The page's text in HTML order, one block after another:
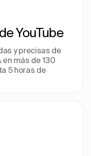
YouTube
y precisas de
en más de 130
5 horas de